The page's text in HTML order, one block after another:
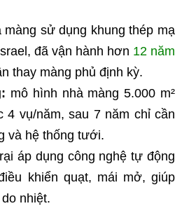
màng sử dụng khung thép mạ
đã vận hành hơn 12 năm
thay màng phủ định kỳ.
mô hình nhà màng 5.000 m²
vụ/năm, sau 7 năm chỉ cần
và hệ thống tưới.
áp dụng công nghệ tự động
khiển quạt, mái mở, giúp
nhiệt.